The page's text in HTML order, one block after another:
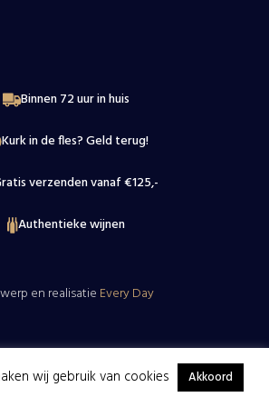
Binnen 72 uur in huis
Kurk in de fles? Geld terug!
verzenden vanaf €125,-
Authentieke wijnen
en realisatie Every Day
wij gebruik van cookies Akkoord